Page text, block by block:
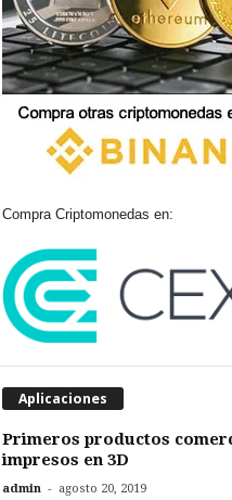
Compra Criptomonedas en:
Aplicaciones
Primeros productos
impresos en 3D
admin - agosto 20, 2019